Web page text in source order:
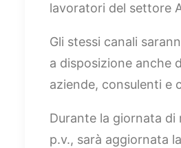
lavoratori del settore
Gli stessi canali
a disposizione anche
aziende, consulenti e
Durante la giornata di
p.v., sarà aggiornata